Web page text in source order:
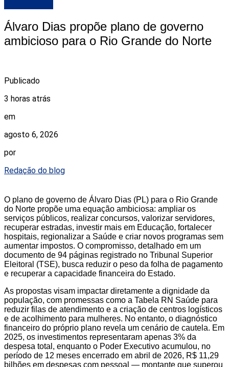
Álvaro Dias propõe plano de governo
ambicioso para o Rio Grande do Norte
Publicado
3 horas atrás
em
agosto 6, 2026
por
Redação do blog
O plano de governo de Álvaro Dias (PL) para o Rio Grande
do Norte propõe uma equação ambiciosa: ampliar os
serviços públicos, realizar concursos, valorizar servidores,
recuperar estradas, investir mais em Educação, fortalecer
hospitais, regionalizar a Saúde e criar novos programas sem
aumentar impostos. O compromisso, detalhado em um
documento de 94 páginas registrado no Tribunal Superior
Eleitoral (TSE), busca reduzir o peso da folha de pagamento
e recuperar a capacidade financeira do Estado.
As propostas visam impactar diretamente a dignidade da
população, com promessas como a Tabela RN Saúde para
reduzir filas de atendimento e a criação de centros logísticos
e de acolhimento para mulheres. No entanto, o diagnóstico
financeiro do próprio plano revela um cenário de cautela. Em
2025, os investimentos representaram apenas 3% da
despesa total, enquanto o Poder Executivo acumulou, no
período de 12 meses encerrado em abril de 2026, R$ 11,29
bilhões em despesas com pessoal — montante que superou